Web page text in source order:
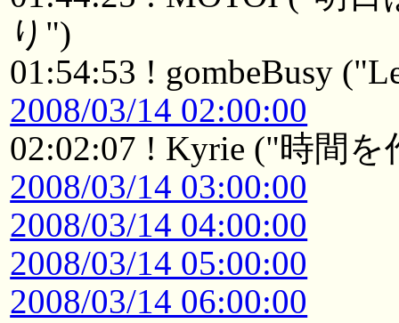
り")
01:54:53 ! gombeBusy
2008/03/14 02:00:00
02:02:07 ! Kyrie ("時間
2008/03/14 03:00:00
2008/03/14 04:00:00
2008/03/14 05:00:00
2008/03/14 06:00:00